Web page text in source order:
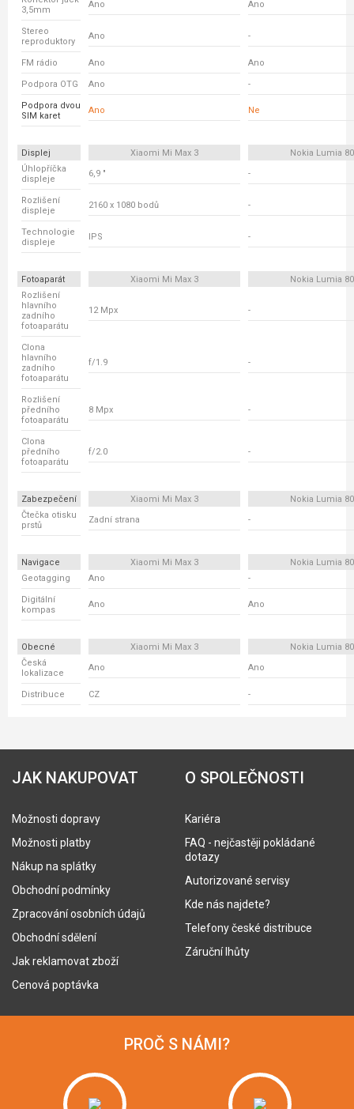
3,5mm
Ano Ano
Stereo
reproduktory
Ano -
FM rádio Ano Ano
Podpora OTG Ano -
Podpora dvou
SIM karet
Ano Ne
Displej Xiaomi Mi Max 3
Nokia Lumia
Úhlopříčka
displeje
6,9 " -
Rozlišení
displeje
2160 x 1080 bodů -
Technologie
displeje
IPS -
Fotoaparát Xiaomi Mi Max 3
Nokia Lumia
Rozlišení
hlavního
zadního
fotoaparátu
12 Mpx -
Clona
hlavního
zadního
fotoaparátu
f/1.9 -
Rozlišení
předního
fotoaparátu
8 Mpx -
Clona
předního
fotoaparátu
f/2.0 -
Zabezpečení Xiaomi Mi Max 3
Nokia Lumia
Čtečka otisku
prstů
Zadní strana -
Navigace Xiaomi Mi Max 3
Nokia Lumia
Geotagging
Ano -
Digitální
kompas
Ano Ano
Obecné Xiaomi Mi Max 3
Nokia Lumia
Česká
lokalizace
Ano Ano
Distribuce CZ -
JAK NAKUPOVAT
Možnosti dopravy
Možnosti platby
Nákup na splátky
Obchodní podmínky
Zpracování osobních údajů
Obchodní sdělení
Jak reklamovat zboží
Cenová poptávka
O SPOLEČNOSTI
Kariéra
FAQ - nejčastěji pokládané
dotazy
Autorizované servisy
Kde nás najdete?
Telefony české distribuce
Záruční lhůty
PROČ S NÁMI?